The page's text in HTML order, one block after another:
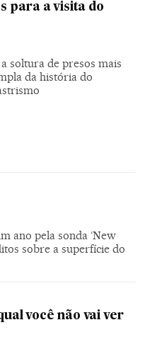
para a visita do
soltura de presos mais
da história do
ano pela sonda ‘New
sobre a superfície do
você não vai ver